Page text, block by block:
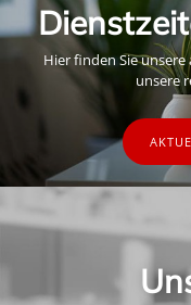
Hier finden Sie
unsere